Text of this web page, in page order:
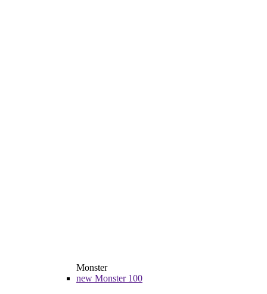
Monster
new Monster 100